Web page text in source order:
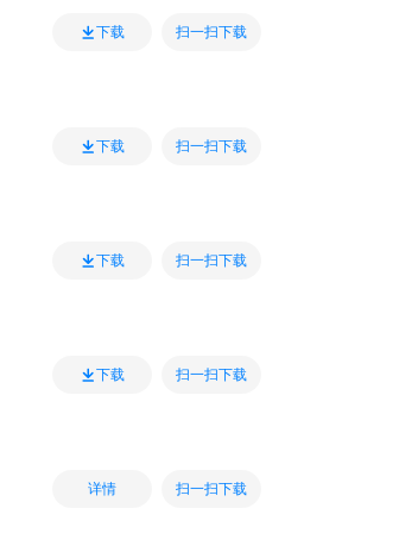
下载 扫一扫下载
下载 扫一扫下载
下载 扫一扫下载
下载 扫一扫下载
详情 扫一扫下载